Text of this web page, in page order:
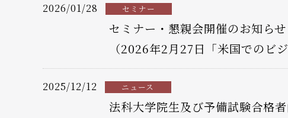
2026/01/28 セミナー
セミナー・懇親会開催のお知らせ
（2026年2月27日「米国でのビ
2025/12/12 ニュース
法科大学院生及び予備試験合格